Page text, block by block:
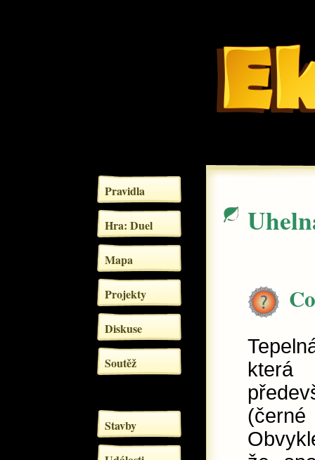
Pravidla
Hra: Duel
Mapa
Projekty
Diskuse
Soutěž
Stavby
(černé